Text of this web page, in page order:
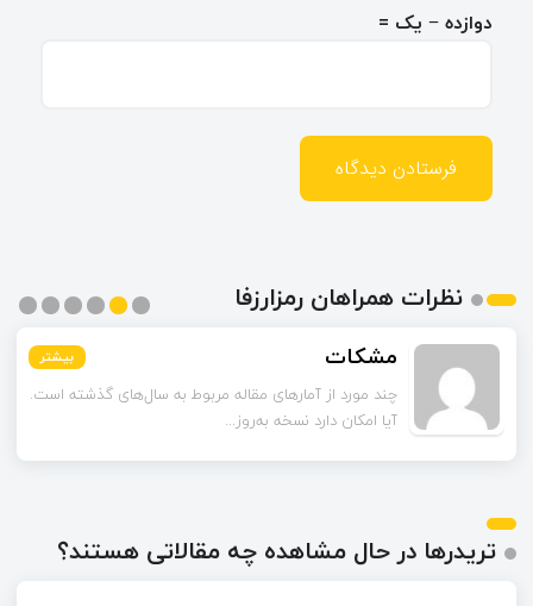
دوازده − یک =
نظرات همراهان رمزارزفا
بیشتر مشکات بیشتر
چند مورد از آمارهای مقاله مربوط به سال‌های گذشته است.
آیا امکان دارد نسخه به‌روز...
بیشتر
بیشتر
بیشتر
بیشتر
تریدرها در حال مشاهده چه مقالاتی هستند؟